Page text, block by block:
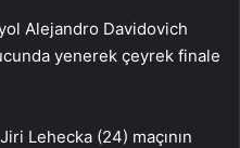
Alejandro Davidovich
yenerek çeyrek finale
Lehecka (24) maçının